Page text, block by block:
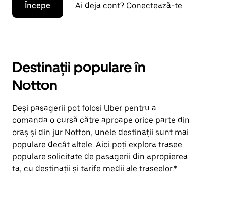
Începe Ai deja cont? Conectează-te
Destinații populare în
Notton
Deși pasagerii pot folosi Uber pentru a
comanda o cursă către aproape orice parte din
oraș și din jur Notton, unele destinații sunt mai
populare decât altele. Aici poți explora trasee
populare solicitate de pasagerii din apropierea
ta, cu destinații și tarife medii ale traseelor.*